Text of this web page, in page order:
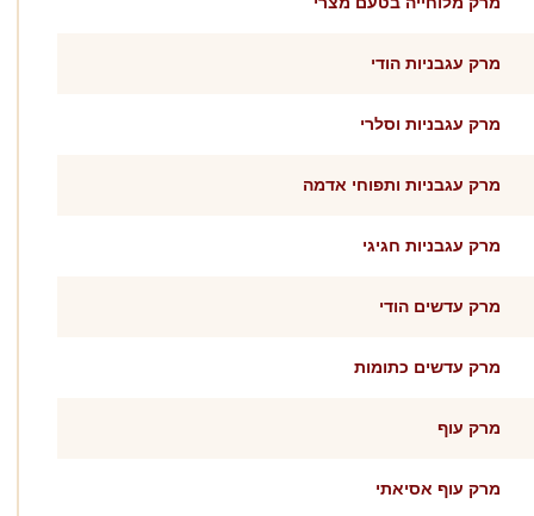
מרק עגבניות הודי
מרק עגבניות וסלרי
מרק עגבניות ותפוחי אדמה
מרק עגבניות חגיגי
מרק עדשים הודי
מרק עדשים כתומות
מרק עוף
מרק עוף אסיאתי